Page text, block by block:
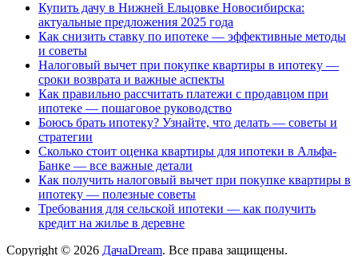
Купить дачу в Нижней Ельцовке Новосибирска:
актуальные предложения 2025 года
Как снизить ставку по ипотеке — эффективные методы
и советы
Налоговый вычет при покупке квартиры в ипотеку —
сроки возврата и важные аспекты
Как правильно рассчитать платежи с продавцом при
ипотеке — пошаговое руководство
Боюсь брать ипотеку? Узнайте, что делать — советы и
стратегии
Сколько стоит оценка квартиры для ипотеки в Альфа-
Банке — все важные детали
Как получить налоговый вычет при покупке квартиры в
ипотеку — полезные советы
Требования для сельской ипотеки — как получить
кредит на жилье в деревне
Copyright © 2026 ДачаDream. Все права защищены.